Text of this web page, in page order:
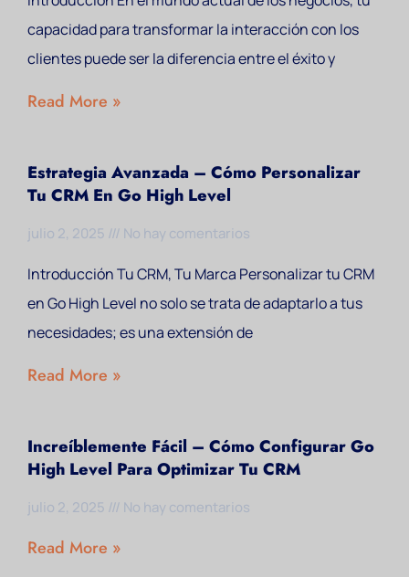
capacidad para transformar la interacción con los
clientes puede ser la diferencia entre el éxito y
Read More »
Estrategia Avanzada – Cómo Personalizar
Tu CRM En Go High Level
julio 2, 2025 No hay comentarios
Introducción Tu CRM, Tu Marca Personalizar tu CRM
en Go High Level no solo se trata de adaptarlo a tus
necesidades; es una extensión de
Read More »
Increíblemente Fácil – Cómo Configurar Go
High Level Para Optimizar Tu CRM
julio 2, 2025 No hay comentarios
Read More »